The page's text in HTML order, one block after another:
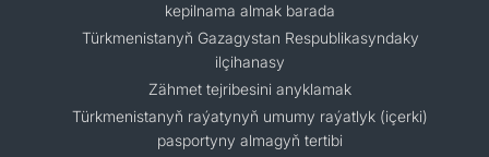
kepilnama almak barada
Türkmenistanyň Gazagystan Respublikasyndaky
ilçihanasy
Zähmet tejribesini anyklamak
Türkmenistanyň raýatynyň umumy raýatlyk (içerki)
pasportyny almagyň tertibi